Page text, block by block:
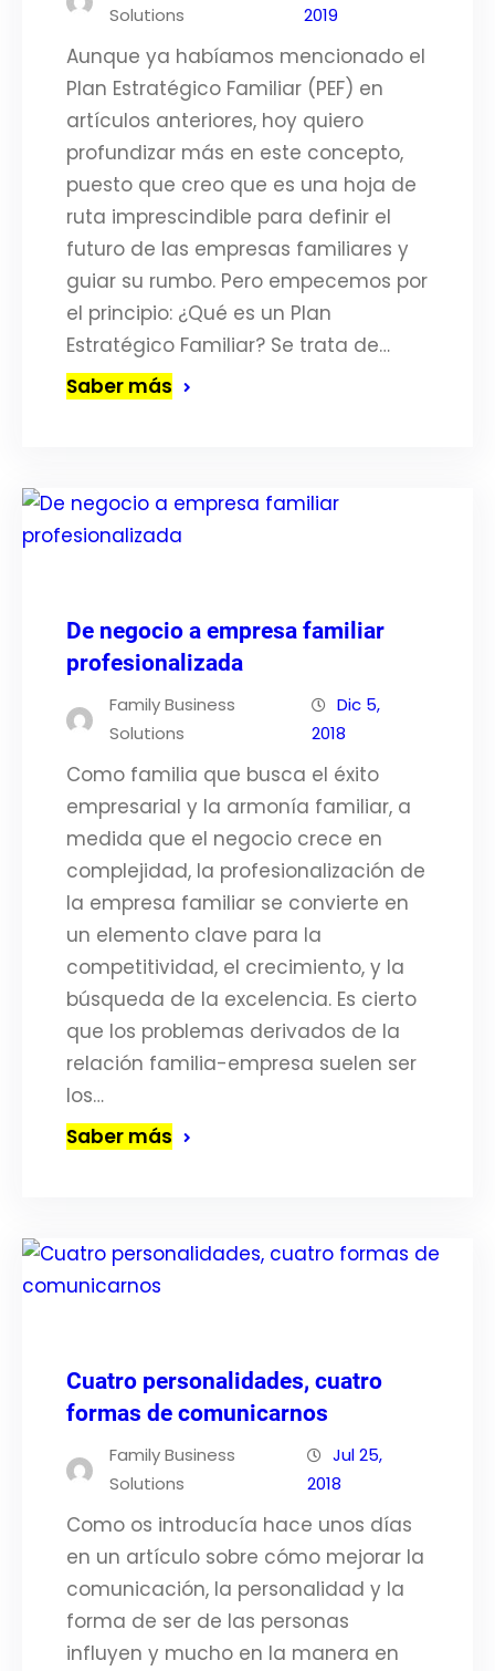
Solutions 2019
Aunque ya habíamos mencionado el
Plan Estratégico Familiar (PEF) en
artículos anteriores, hoy quiero
profundizar más en este concepto,
puesto que creo que es una hoja de
ruta imprescindible para definir el
futuro de las empresas familiares y
guiar su rumbo. Pero empecemos por
el principio: ¿Qué es un Plan
Estratégico Familiar? Se trata de…
Saber más
De negocio a empresa familiar
profesionalizada
Family Business
Solutions
Dic 5,
2018
Como familia que busca el éxito
empresarial y la armonía familiar, a
medida que el negocio crece en
complejidad, la profesionalización de
la empresa familiar se convierte en
un elemento clave para la
competitividad, el crecimiento, y la
búsqueda de la excelencia. Es cierto
que los problemas derivados de la
relación familia-empresa suelen ser
los…
Saber más
Cuatro personalidades, cuatro
formas de comunicarnos
Family Business
Solutions
Jul 25,
2018
Como os introducía hace unos días
en un artículo sobre cómo mejorar la
comunicación, la personalidad y la
forma de ser de las personas
influyen y mucho en la manera en